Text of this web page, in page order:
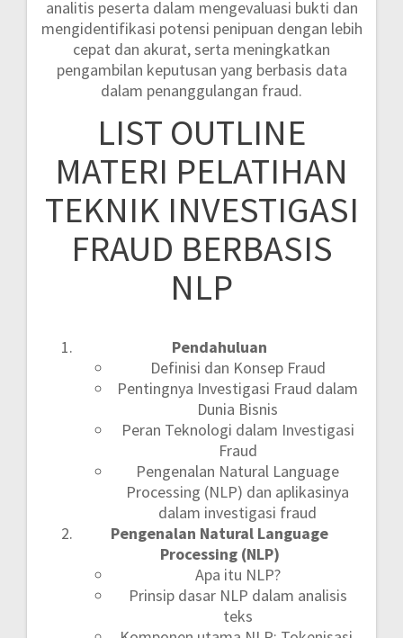
analitis peserta dalam mengevaluasi bukti dan
mengidentifikasi potensi penipuan dengan lebih
cepat dan akurat, serta meningkatkan
pengambilan keputusan yang berbasis data
dalam penanggulangan fraud.
LIST OUTLINE
MATERI PELATIHAN
TEKNIK INVESTIGASI
FRAUD BERBASIS
NLP
Pendahuluan
Definisi dan Konsep Fraud
Pentingnya Investigasi Fraud dalam
Dunia Bisnis
Peran Teknologi dalam Investigasi
Fraud
Pengenalan Natural Language
Processing (NLP) dan aplikasinya
dalam investigasi fraud
Pengenalan Natural Language
Processing (NLP)
Apa itu NLP?
Prinsip dasar NLP dalam analisis
teks